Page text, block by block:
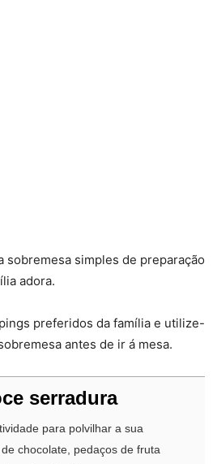
sobremesa simples de preparação
adora.
preferidos da família e utilize-
antes de ir á mesa.
serradura
para polvilhar a sua
chocolate, pedaços de fruta